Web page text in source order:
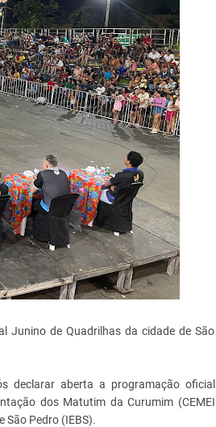
Junino de Quadrilhas da cidade de São
declarar aberta a programação oficial
dos Matutim da Curumim (CEMEI
São Pedro (IEBS).